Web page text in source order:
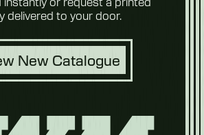
delivered to your door.
New Catalogue